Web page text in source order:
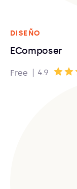
DISEÑO
EComposer
Free | 4.9